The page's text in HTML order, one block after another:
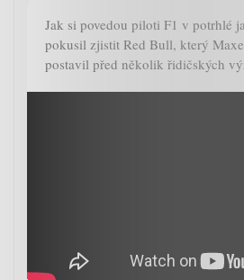
Jak si povedou piloti F1 v potrhlé
pokusil zjistit Red Bull, který
postavil před několik řidičských